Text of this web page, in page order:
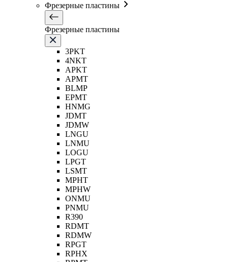
Фрезерные пластины
Фрезерные пластины
3PKT
4NKT
APKT
APMT
BLMP
EPMT
HNMG
JDMT
JDMW
LNGU
LNMU
LOGU
LPGT
LSMT
MPHT
MPHW
ONMU
PNMU
R390
RDMT
RDMW
RPGT
RPHX